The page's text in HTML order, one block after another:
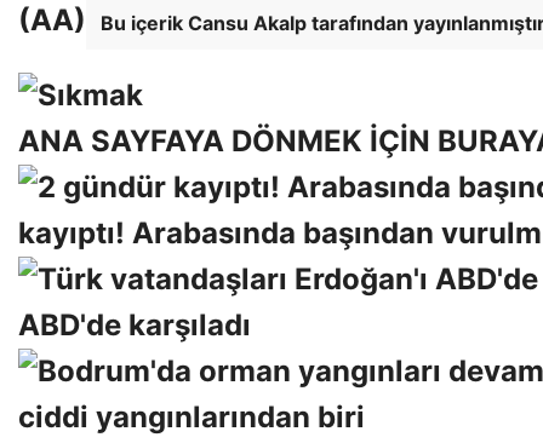
(AA) Bu içerik Cansu Akalp tarafından
ANA SAYFAYA DÖNMEK İÇİN
kayıptı! Arabasında başından
ABD'de karşıladı